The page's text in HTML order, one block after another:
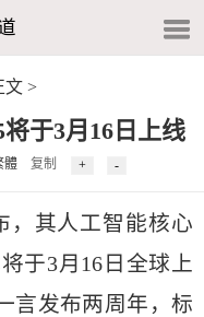
文 >
于3月16日上线
體 复制
其人工智能核心
于3月16日全球上
言发布两周年，标